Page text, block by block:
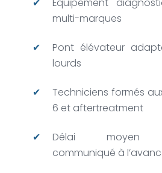
multi-marques
Pont élévateur
lourds
Techniciens formés
6 et aftertreatment
Délai moyen
communiqué à